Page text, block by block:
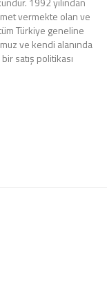
vermekte olan ve
Türkiye geneline
ve kendi alanında
satış politikası